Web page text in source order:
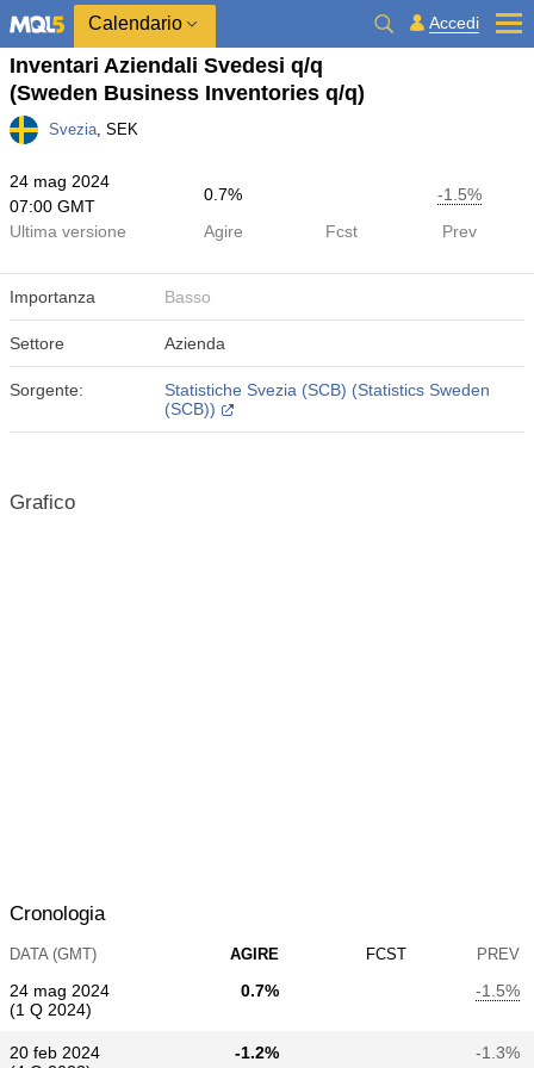
Calendario Accedi
Inventari Aziendali Svedesi q/q
(Sweden Business Inventories q/q)
Svezia, SEK
24 mag 2024
07:00 GMT
0.7%
-1.5%
Ultima versione
Agire Fcst Prev
Importanza Basso
Settore Azienda
Sorgente:
Statistiche Svezia (SCB) (Statistics Sweden
(SCB))
Grafico
Cronologia
DATA (GMT) AGIRE FCST PREV
24 mag 2024
(1 Q 2024)
0.7% -1.5%
20 feb 2024
-1.2% -1.3%